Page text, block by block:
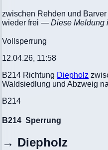
zwischen Rehden und
wieder frei— Diese Meldung
Vollsperrung
12.04.26, 11:58
B214 Richtung Diepholz
Waldsiedlung und Abzweig
B214
B214 Sperrung
→ Diepholz